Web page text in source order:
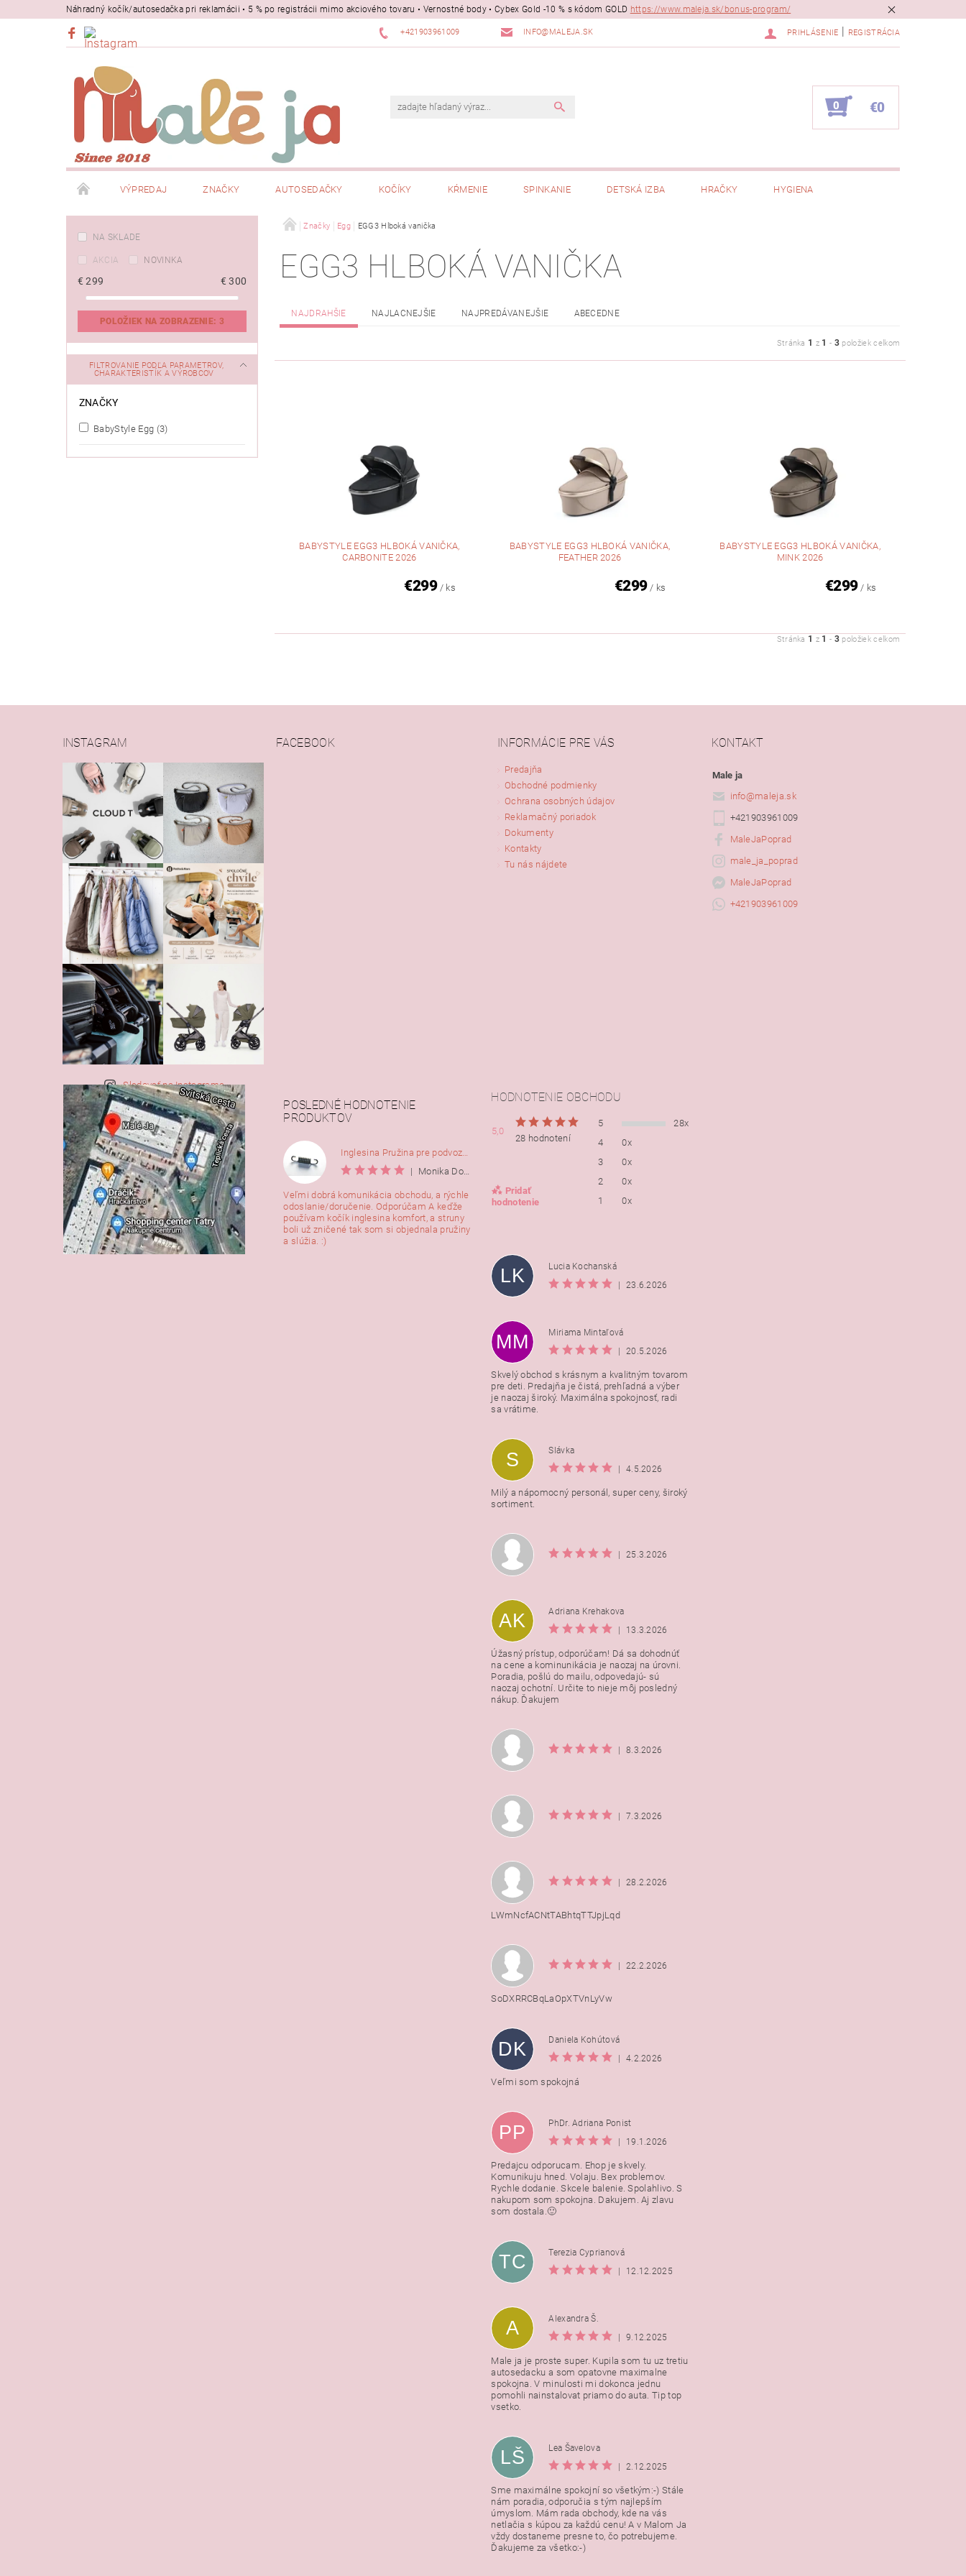
Náhradný kočík/autosedačka pri reklamácii • 5 % po registrácii mimo akciového tovaru • Vernostné body • Cybex Gold -10 % s kódom GOLD https://www.maleja.sk/bonus-program/
+421903961009 INFO@MALEJA.SK PRIHLÁSENIE REGISTRÁCIA
0 €0
VÝPREDAJ ZNAČKY AUTOSEDAČKY KOČÍKY KŔMENIE SPINKANIE DETSKÁ IZBA HRAČKY HYGIENA
NA SKLADE
AKCIA NOVINKA
€299 €300
POLOŽIEK NA ZOBRAZENIE: 3
FILTROVANIE PODĽA PARAMETROV,
CHARAKTERISTÍK A VÝROBCOV
ZNAČKY
BabyStyle Egg (3)
Značky Egg EGG3 Hlboká vanička
EGG3 HLBOKÁ VANIČKA
NAJDRAHŠIE NAJLACNEJŠIE NAJPREDÁVANEJŠIE ABECEDNE
Stránka 1 z 1 - 3 položiek celkom
BABYSTYLE EGG3 HLBOKÁ VANIČKA,
CARBONITE 2026
€299 / ks
BABYSTYLE EGG3 HLBOKÁ VANIČKA,
FEATHER 2026
€299 / ks
BABYSTYLE EGG3 HLBOKÁ VANIČKA,
MINK 2026
€299 / ks
Stránka 1 z 1 - 3 položiek celkom
INSTAGRAM
Sledovať na Instagrame
FACEBOOK INFORMÁCIE PRE VÁS
Predajňa
Obchodné podmienky
Ochrana osobných údajov
Reklamačný poriadok
Dokumenty
Kontakty
Tu nás nájdete
KONTAKT
Male ja
info@maleja.sk
+421903961009
MaleJaPoprad
male_ja_poprad
MaleJaPoprad
+421903961009
POSLEDNÉ HODNOTENIE
PRODUKTOV
|
Monika Dorušáková
Veľmi dobrá komunikácia obchodu, a rýchle
odoslanie/doručenie. Odporúčam A keďže
používam kočík inglesina komfort, a struny
boli už zničené tak som si objednala pružiny
a slúžia. :)
HODNOTENIE OBCHODU
5,0
28 hodnotení
Pridať
hodnotenie
5
28x
4
0x
3
0x
2
0x
1
0x
Vložením hodnotenie súhlasíte s
podmienkami ochrany osobných
LK
Lucia Kochanská
23.6.2026
MM
Miriama Mintaľová
20.5.2026
Skvelý obchod s krásnym a kvalitným tovarom
pre deti. Predajňa je čistá, prehľadná a výber
je naozaj široký. Maximálna spokojnosť, radi
sa vrátime.
S
Slávka
4.5.2026
Milý a nápomocný personál, super ceny, široký
sortiment.
25.3.2026
AK
Adriana Krehakova
13.3.2026
Úžasný prístup, odporúčam! Dá sa dohodnúť
na cene a kominunikácia je naozaj na úrovni.
Poradia, pošlú do mailu, odpovedajú- sú
naozaj ochotní. Určite to nieje môj posledný
nákup. Ďakujem
8.3.2026
7.3.2026
28.2.2026
LWmNcfACNtTABhtqTTJpjLqd
22.2.2026
SoDXRRCBqLaOpXTVnLyVw
DK
Daniela Kohútová
4.2.2026
Veľmi som spokojná
PP
PhDr. Adriana Ponist
19.1.2026
Predajcu odporucam. Ehop je skvely.
Komunikuju hned. Volaju. Bex problemov.
Rychle dodanie. Skcele balenie. Spolahlivo. S
nakupom som spokojna. Dakujem. Aj zlavu
som dostala.🙂
TC
Terezia Cyprianová
12.12.2025
A
Alexandra Š.
9.12.2025
Male ja je proste super. Kupila som tu uz tretiu
autosedacku a som opatovne maximalne
spokojna. V minulosti mi dokonca jednu
pomohli nainstalovat priamo do auta. Tip top
vsetko.
LŠ
Lea Šavelova
2.12.2025
Sme maximálne spokojní so všetkým:-) Stále
nám poradia, odporučia s tým najlepším
úmyslom. Mám rada obchody, kde na vás
netlačia s kúpou za každú cenu! A v Malom Ja
vždy dostaneme presne to, čo potrebujeme.
Ďakujeme za všetko:-)